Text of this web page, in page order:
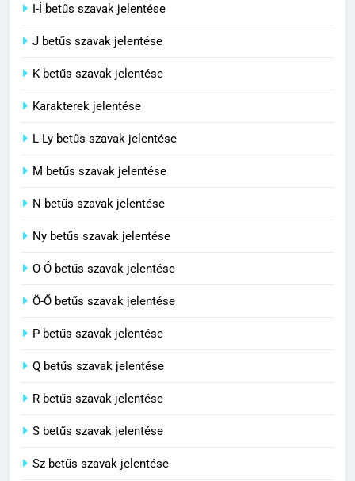
5
Célkitűzés jelentése
C BETŰS SZAVAK JELENTÉSE
C BETŰS SZAVAK JELENTÉSE
8
Centenárium jelentése
I-Í betűs szavak jelentése
J betűs szavak jelentése
K betűs szavak jelentése
Karakterek jelentése
L-Ly betűs szavak jelentése
M betűs szavak jelentése
N betűs szavak jelentése
Ny betűs szavak jelentése
O-Ó betűs szavak jelentése
Ö-Ő betűs szavak jelentése
P betűs szavak jelentése
Q betűs szavak jelentése
R betűs szavak jelentése
S betűs szavak jelentése
Sz betűs szavak jelentése